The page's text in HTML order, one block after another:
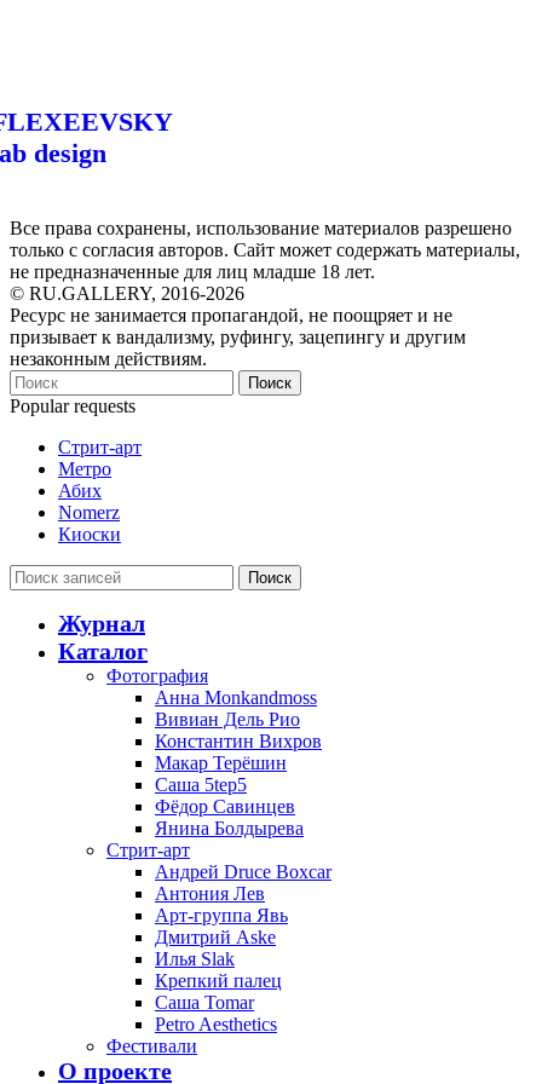
design
Все права сохранены, использование материалов разрешено
только с согласия авторов. Сайт может содержать материалы,
не предназначенные для лиц младше 18 лет.
© RU.GALLERY, 2016-2026
Ресурс не занимается пропагандой, не поощряет и не
призывает к вандализму, руфингу, зацепингу и другим
незаконным действиям.
Поиск
Popular requests
Стрит-арт
Метро
Абих
Nomerz
Киоски
Поиск
Журнал
Каталог
Фотография
Анна Monkandmoss
Вивиан Дель Рио
Константин Вихров
Макар Терёшин
Саша 5tep5
Фёдор Савинцев
Янина Болдырева
Стрит-арт
Андрей Druce Boxcar
Антония Лев
Арт-группа Явь
Дмитрий Aske
Илья Slak
Крепкий палец
Саша Tomar
Petro Aesthetics
Фестивали
О проекте